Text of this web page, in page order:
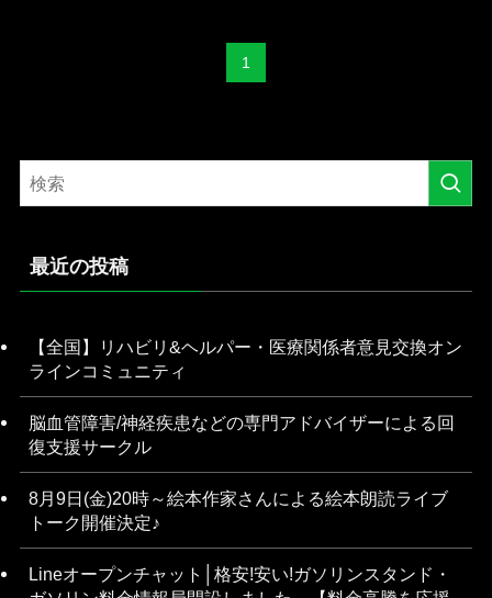
1
最近の投稿
【全国】リハビリ&ヘルパー・医療関係者意見交換オン
ラインコミュニティ
脳血管障害/神経疾患などの専門アドバイザーによる回
復支援サークル
8月9日(金)20時～絵本作家さんによる絵本朗読ライブ
トーク開催決定♪
Lineオープンチャット│格安!安い!ガソリンスタンド・